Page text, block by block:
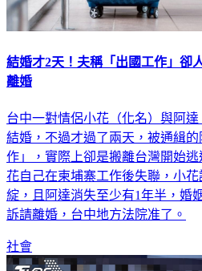
結婚才2天！夫稱「出國工作」
離婚
台中一對情侶小花（化名）與阿達
結婚，不過才過了兩天，被通緝
作」，實際上卻是搬離台灣開始
花自己在柬埔寨工作後失聯，小
綻，且阿達消失至少有1年半，婚
訴請離婚，台中地方法院准了。
社會